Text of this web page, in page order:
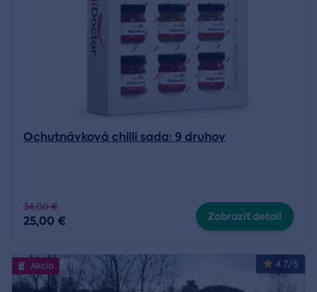
Ochutnávková chilli sada: 9 druhov
34,00 €
25,00 € Zobraziť detail
4.7/5
Akcia